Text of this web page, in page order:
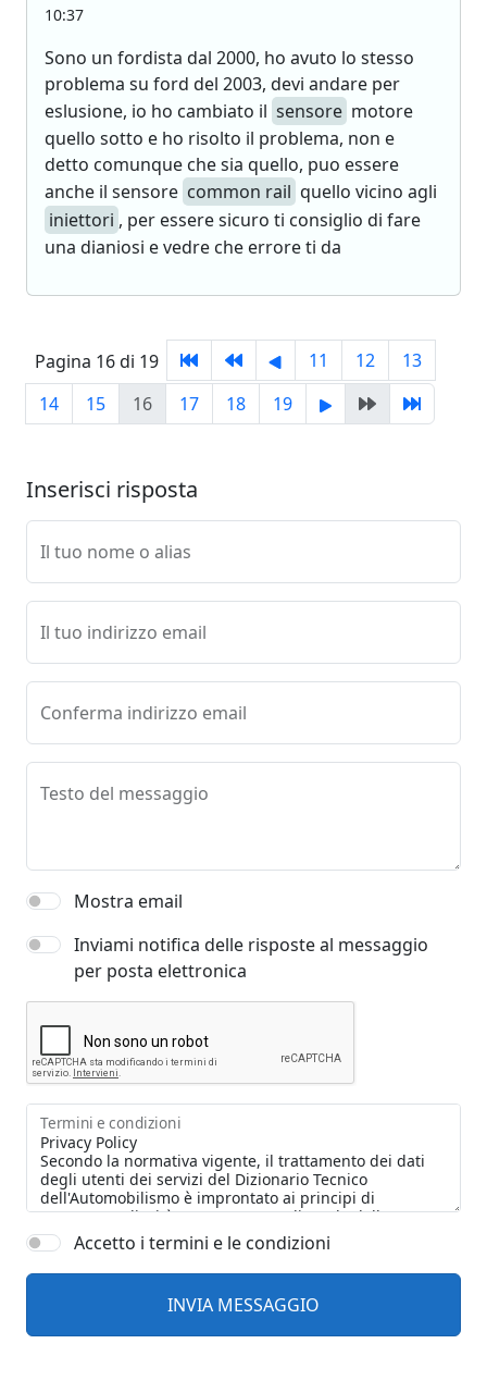
10:37
Sono un fordista dal 2000, ho avuto lo stesso
problema su ford del 2003, devi andare per
eslusione, io ho cambiato il sensore motore
quello sotto e ho risolto il problema, non e
detto comunque che sia quello, puo essere
anche il sensore common rail quello vicino agli
iniettori , per essere sicuro ti consiglio di fare
una dianiosi e vedre che errore ti da
Pagina 16 di 19 11 12
13
14
15 16 17 18 19
Inserisci risposta
Il tuo nome o alias
Il tuo indirizzo email
Conferma indirizzo email
Testo del messaggio
Mostra email
Inviami notifica delle risposte al messaggio
per posta elettronica
Termini e condizioni
Accetto i termini e le condizioni